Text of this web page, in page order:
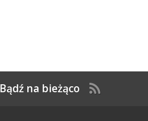
Bądź na bieżąco